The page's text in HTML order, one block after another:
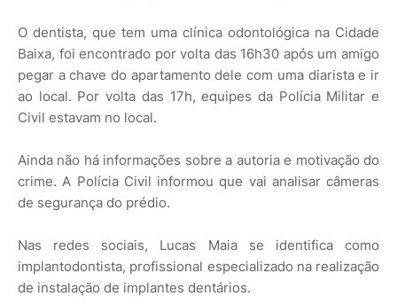
O dentista, que tem uma clínica odontológica na Cidade
Baixa, foi encontrado por volta das 16h30 após um amigo
pegar a chave do apartamento dele com uma diarista e ir
ao local. Por volta das 17h, equipes da Polícia Militar e
Civil estavam no local.
Ainda não há informações sobre a autoria e motivação do
crime. A Polícia Civil informou que vai analisar câmeras
de segurança do prédio.
Nas redes sociais, Lucas Maia se identifica como
implantodontista, profissional especializado na realização
de instalação de implantes dentários.